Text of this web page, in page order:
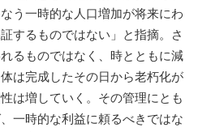
う一時的な人口増加が将来にわ
するものではない」と指摘。さ
るものではなく、時とともに減
は完成したその日から老朽化が
は増していく。その管理にとも
一時的な利益に頼るべきではな